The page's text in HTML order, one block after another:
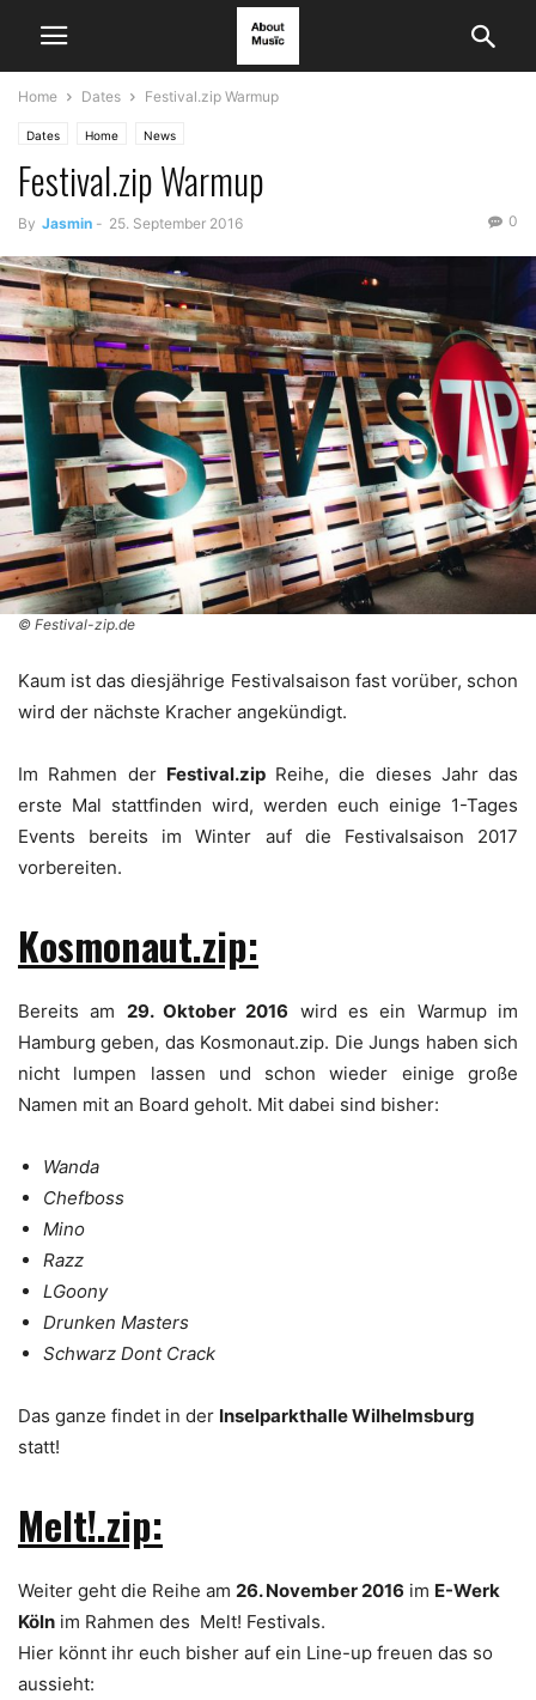
Home Dates Festival.zip Warmup
Dates Home News
Festival.zip Warmup
By Jasmin - 25. September 2016 0
© Festival-zip.de
Kaum ist das diesjährige Festivalsaison fast vorüber, schon
wird der nächste Kracher angekündigt.
Im Rahmen der Festival.zipReihe, die dieses Jahr das
erste Mal stattfinden wird, werden euch einige 1-Tages
Events bereits im Winter auf die Festivalsaison 2017
vorbereiten.
Kosmonaut.zip:
Bereits am 29. Oktober 2016 wird es ein Warmup im
Hamburg geben, das Kosmonaut.zip. Die Jungs haben sich
nicht lumpen lassen und schon wieder einige große
Namen mit an Board geholt. Mit dabei sind bisher:
Wanda
Chefboss
Mino
Razz
LGoony
Drunken Masters
Schwarz Dont Crack
Das ganze findet in der Inselparkthalle Wilhelmsburg
statt!
Melt!.zip:
Weiter geht die Reihe am 26. November 2016 im E-Werk
Köln im Rahmen des Melt! Festivals.
Hier könnt ihr euch bisher auf ein Line-up freuen das so
aussieht: